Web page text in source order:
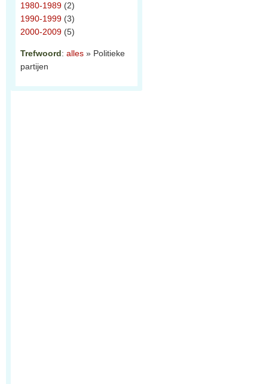
1980-1989 (2)
1990-1999 (3)
2000-2009 (5)
Trefwoord: alles » Politieke
partijen